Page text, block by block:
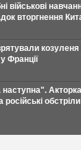
військові
вторгнення
козуленя
Франції
наступна".
обстріли